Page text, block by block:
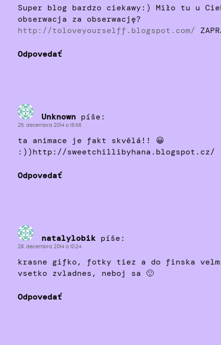
Super blog bardzo ciekawy:) Miło tu u
obserwacja za obserwację?
http://toloveyourselff.blogspot.com/
Odpovedať
Unknown píše:
25. decembra 2014 o 16:56
ta animace je fakt skvělá!! 😀
:))http://sweetchillibyhana.blogspot.cz/
Odpovedať
natalylobik píše:
28. decembra 2014 o 10:24
krasne gifko, fotky tiez a do finska
vsetko zvladnes, neboj sa 🙂
Odpovedať